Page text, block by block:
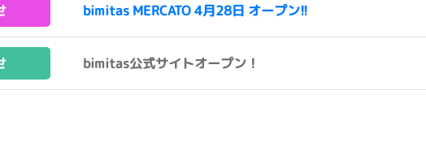
bimitas MERCATO 4月28日 オープン!!
bimitas公式サイトオープン！